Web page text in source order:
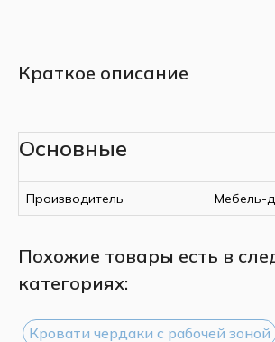
Краткое описание
Основные
Производитель Мебель-
Похожие товары есть в
категориях:
Кровати чердаки с рабочей зоной